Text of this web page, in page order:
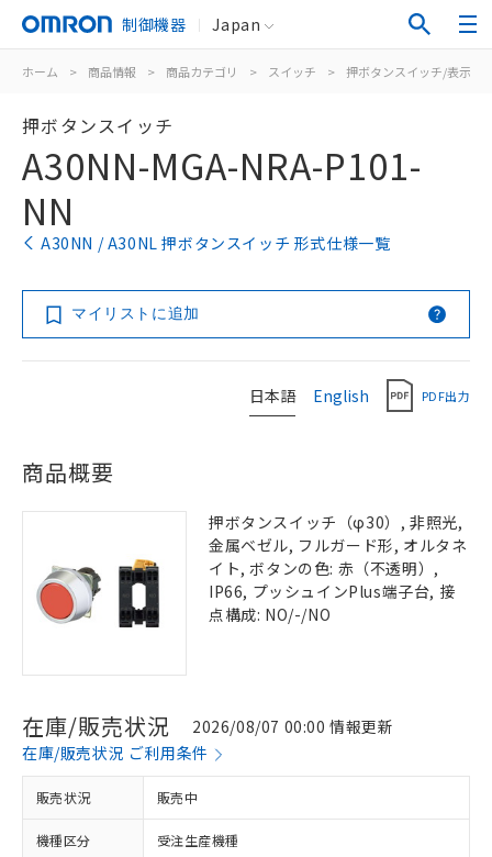
制御機器 Japan
ホーム > 商品情報 > 商品カテゴリ > スイッチ > 押ボタンスイッチ/表示灯
押ボタンスイッチ
A30NN-MGA-NRA-P101-
NN
A30NN / A30NL 押ボタンスイッチ 形式仕様一覧
マイリストに追加
日本語 English PDF出力
商品概要
押ボタンスイッチ（φ30）, 非照光,
金属ベゼル, フルガード形, オルタネ
イト, ボタンの色: 赤（不透明）,
IP66, プッシュインPlus端子台, 接
点構成: NO/-/NO
在庫/販売状況
2026/08/07 00:00 情報更新
在庫/販売状況 ご利用条件
販売状況 販売中
機種区分 受注生産機種